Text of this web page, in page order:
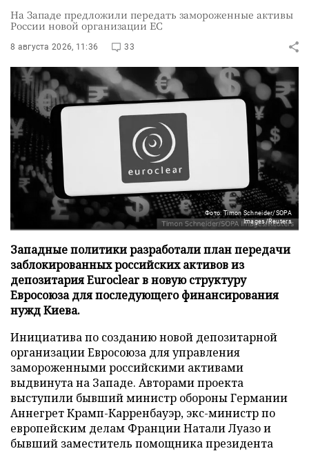
На Западе предложили передать замороженные активы
России новой организации ЕС
8 августа 2026, 11:36 33
Фото: Timon Schneider/SOPA
Images/Reuters
Западные политики разработали план передачи
заблокированных российских активов из
депозитария Euroclear в новую структуру
Евросоюза для последующего финансирования
нужд Киева.
Инициатива по созданию новой депозитарной
организации Евросоюза для управления
замороженными российскими активами
выдвинута на Западе. Авторами проекта
выступили бывший министр обороны Германии
Аннегрет Крамп-Карренбауэр, экс-министр по
европейским делам Франции Натали Луазо и
бывший заместитель помощника президента